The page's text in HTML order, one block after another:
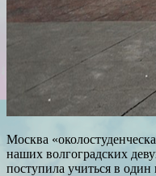
Москва
наших волгоградских
поступила учиться в